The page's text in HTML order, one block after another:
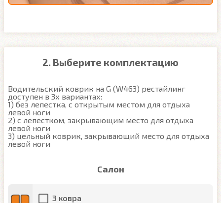
2. Выберите комплектацию
Водительский коврик на G (W463) рестайлинг
доступен в 3х вариантах:
1) без лепестка, с открытым местом для отдыха
левой ноги
2) с лепестком, закрывающим место для отдыха
левой ноги
3) цельный коврик, закрывающий место для отдыха
левой ноги
Салон
3 ковра